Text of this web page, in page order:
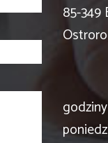
​85-349